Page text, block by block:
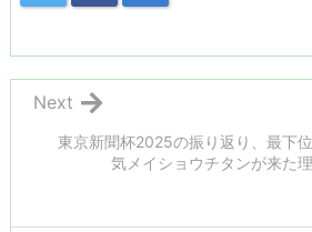
東京新聞杯2025の振り返り、最下
気メイショウチタンが来た
Next